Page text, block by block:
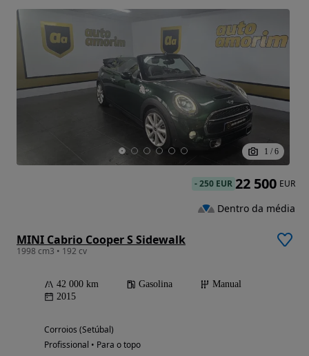
1 / 6
MINI Cabrio Cooper S Sidewalk
1998 cm3 • 192 cv
42 000 km Gasolina
Manual
2015
Corroios (Setúbal)
Profissional • Para o topo
-250 EUR 22 500 EUR
Dentro da média